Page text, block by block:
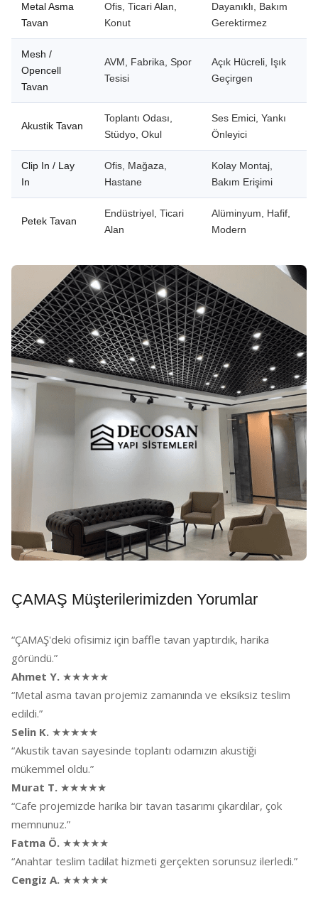
Metal Asma
Tavan
Ofis, Ticari Alan,
Konut
Dayanıklı, Bakım
Gerektirmez
Mesh /
Opencell
Tavan
AVM, Fabrika, Spor
Tesisi
Açık Hücreli, Işık
Geçirgen
Akustik Tavan
Toplantı Odası,
Stüdyo, Okul
Ses Emici, Yankı
Önleyici
Clip In / Lay
In
Ofis, Mağaza,
Hastane
Kolay Montaj,
Bakım Erişimi
Petek Tavan
Endüstriyel, Ticari
Alan
Alüminyum, Hafif,
Modern
ÇAMAŞ Müşterilerimizden Yorumlar
“ÇAMAŞ'deki ofisimiz için baffle tavan yaptırdık, harika
göründü.”
Ahmet Y. ★★★★★
“Metal asma tavan projemiz zamanında ve eksiksiz teslim
edildi.”
Selin K. ★★★★★
“Akustik tavan sayesinde toplantı odamızın akustiği
mükemmel oldu.”
Murat T. ★★★★★
“Cafe projemizde harika bir tavan tasarımı çıkardılar, çok
memnunuz.”
Fatma Ö. ★★★★★
“Anahtar teslim tadilat hizmeti gerçekten sorunsuz ilerledi.”
Cengiz A. ★★★★★